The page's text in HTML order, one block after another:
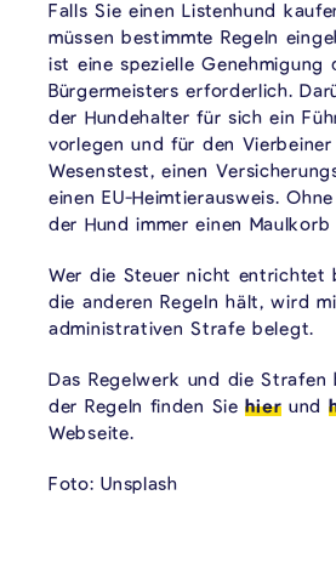
Falls Sie einen Listenhund
müssen bestimmte Regeln
ist eine spezielle Genehmigung
Bürgermeisters erforderlich.
der Hundehalter für sich ein
vorlegen und für den Vierbeiner
Wesenstest, einen
einen EU-Heimtierausweis.
der Hund immer einen Maulkorb
Wer die Steuer nicht entrichtet
die anderen Regeln hält, wird
administrativen Strafe belegt.
Das Regelwerk und die Strafen
der Regeln finden Siehier und
Webseite.
Foto: Unsplash